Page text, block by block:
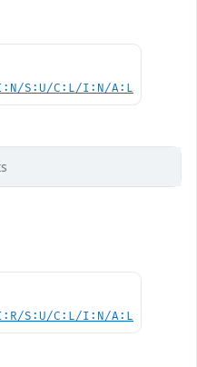
S:U/C:L/I:N/A:L
S:U/C:L/I:N/A:L